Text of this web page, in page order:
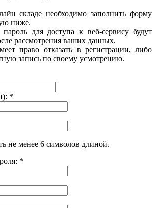
складе необходимо заполнить форму
ниже.
для доступа к веб-сервису будут
рассмотрения ваших данных.
право отказать в регистрации, либо
запись по своему усмотрению.
*
не менее 6 символов длиной.
*